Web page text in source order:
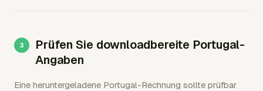
Prüfen Sie downloadbereite Portugal-
Angaben
Eine heruntergeladene Portugal-Rechnung sollte prüfbar